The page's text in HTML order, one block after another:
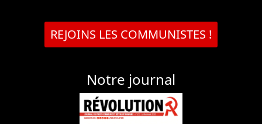
REJOINS LES COMMUNISTES !
Notre journal